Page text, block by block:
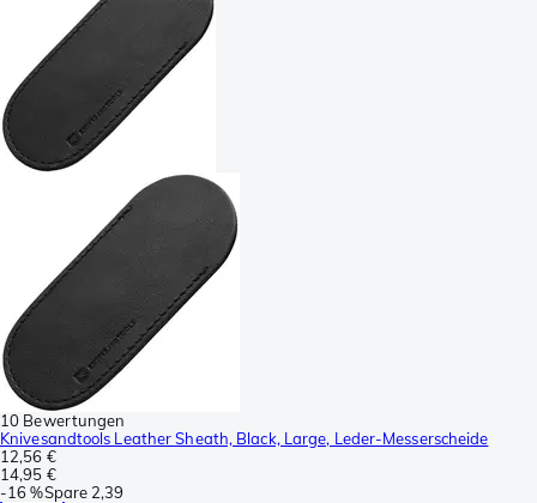
10 Bewertungen
Knivesandtools Leather Sheath, Black, Large, Leder-Messerscheide
12,56 €
14,95 €
-16 %Spare 2,39